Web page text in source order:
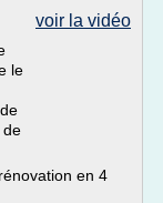
voir la vidéo
le
de
en 4